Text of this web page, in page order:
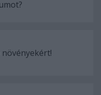
növényekért!